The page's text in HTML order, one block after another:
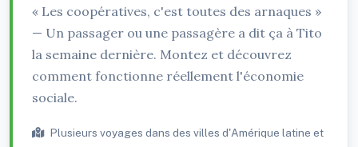
« Les coopératives, c'est toutes des arnaques »
— Un passager ou une passagère a dit ça à Tito
la semaine dernière. Montez et découvrez
comment fonctionne réellement l'économie
sociale.
Plusieurs voyages dans des villes d'Amérique latine et